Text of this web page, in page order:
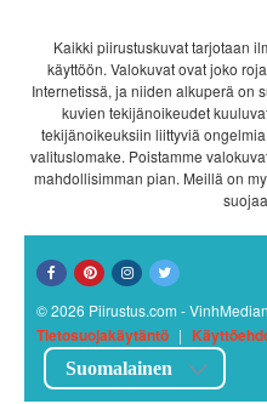
Kaikki piirustuskuvat tarjotaan
käyttöön. Valokuvat ovat joko
Internetissä, ja niiden alkuperä on
kuvien tekijänoikeudet
tekijänoikeuksiin liittyviä
valituslomake. Poistamme
mahdollisimman pian. Meillä on
© 2026 Piirustus.com -
Tietosuojakäytäntö |
Suomalainen